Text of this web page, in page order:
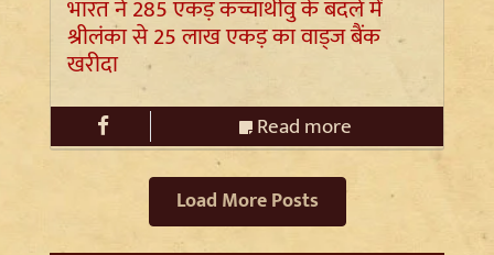
भारत ने 285 एकड़ कच्चाथीवु के बदले में
श्रीलंका से 25 लाख एकड़ का वाड्ज बैंक
खरीदा
Read more
Load More Posts